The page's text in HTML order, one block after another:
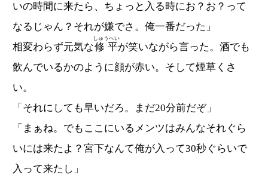
いの時間に来たら、ちょっと入る時にお？お？って
なるじゃん？それが嫌でさ。俺一番だった」
相変わらず元気な修平
しゅうへい
が笑いながら言った。酒でも
飲んでいるかのように顔が赤い。そして煙草くさ
い。
「それにしても早いだろ。まだ20分前だぞ」
「まぁね。でもここにいるメンツはみんなそれぐら
いには来たよ？宮下なんて俺が入って30秒ぐらいで
入って来たし」